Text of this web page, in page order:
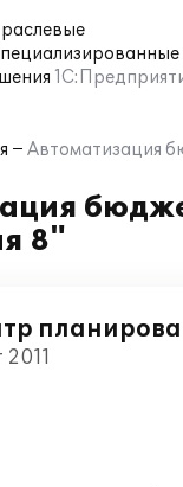
Автоматизация
8"